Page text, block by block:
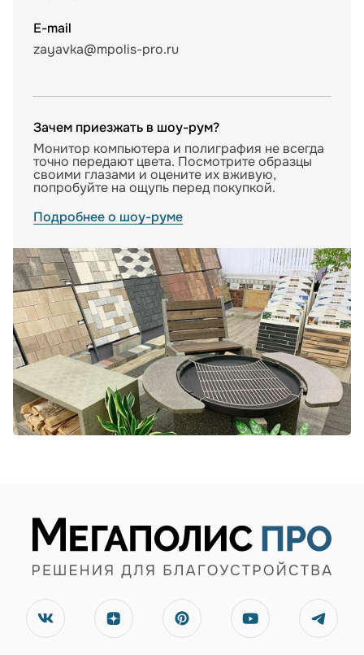
E-mail
zayavka@mpolis-pro.ru
Зачем приезжать в шоу-рум?
Монитор компьютера и полиграфия не всегда
точно передают цвета. Посмотрите образцы
своими глазами и оцените их вживую,
попробуйте на ощупь перед покупкой.
Подробнее о шоу-руме